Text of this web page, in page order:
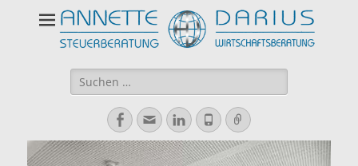
Suchen
nach:
Facebook
E-
Mail
LinkedIn
TelefonVerknüpfung